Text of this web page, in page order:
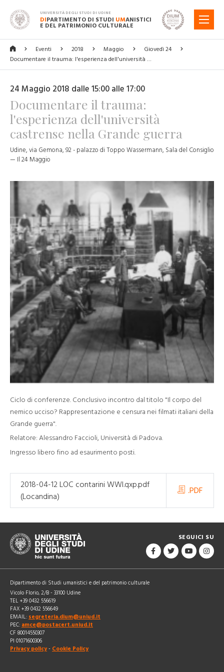
UNIVERSITÀ DEGLI STUDI DI UDINE
DIPARTIMENTO DI STUDI UMANISTICI
E DEL PATRIMONIO CULTURALE
MENU
Eventi 2018 Maggio
Giovedì 24
Documentare il trauma: l'esperienza dell'università …
24 Maggio 2018 dalle 15:00 alle 17:00
Documentare il trauma:
l'esperienza dell'università
castrense nella Grande guerra
Udine, via Gemona, 92 - palazzo di Toppo Wassermann, Sala del Consiglio
— Il 24 Maggio
Ciclo di conferenze. Conclusivo incontro dal titolo "Il corpo del
nemico ucciso? Rappresentazione e censura nei filmati italiani della
Grande guerra".
Relatore: Alessandro Faccioli, Università di Padova.
Ingresso libero fino ad esaurimento posti.
2018-04-12 LOC contarini WWI.qxp.pdf
(Locandina)
.PDF
SEGUICI SU
Dipartimento di Studi umanistici e del patrimonio culturale
Vicolo Florio, 2/B - 33100 Udine
TEL +39 0432 556619
FAX +39 0432 556649
EMAIL: segreteria.dium@uniud.it
PEC: amce@postacert.uniud.it
CF 80014550307
PI 01071600306
Privacy policy - Cookie Policy